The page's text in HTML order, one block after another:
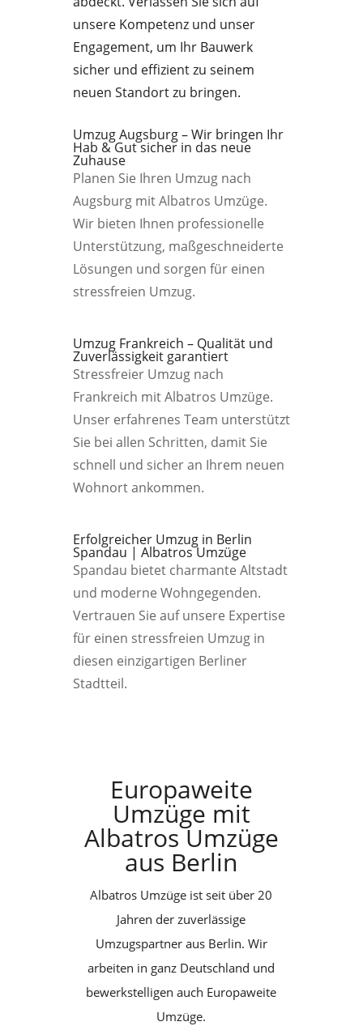
unsere Kompetenz und unser
Engagement, um Ihr Bauwerk
sicher und effizient zu seinem
neuen Standort zu bringen.
Umzug Augsburg – Wir bringen Ihr
Hab & Gut sicher in das neue
Zuhause
Planen Sie Ihren Umzug nach
Augsburg mit Albatros Umzüge.
Wir bieten Ihnen professionelle
Unterstützung, maßgeschneiderte
Lösungen und sorgen für einen
stressfreien Umzug.
Umzug Frankreich – Qualität und
Zuverlässigkeit garantiert
Stressfreier Umzug nach
Frankreich mit Albatros Umzüge.
Unser erfahrenes Team unterstützt
Sie bei allen Schritten, damit Sie
schnell und sicher an Ihrem neuen
Wohnort ankommen.
Erfolgreicher Umzug in Berlin
Spandau | Albatros Umzüge
Spandau bietet charmante Altstadt
und moderne Wohngegenden.
Vertrauen Sie auf unsere Expertise
für einen stressfreien Umzug in
diesen einzigartigen Berliner
Stadtteil.
Europaweite
Umzüge mit
Albatros Umzüge
aus Berlin
Albatros Umzüge ist seit über 20
Jahren der zuverlässige
Umzugspartner aus Berlin. Wir
arbeiten in ganz Deutschland und
bewerkstelligen auch Europaweite
Umzüge.